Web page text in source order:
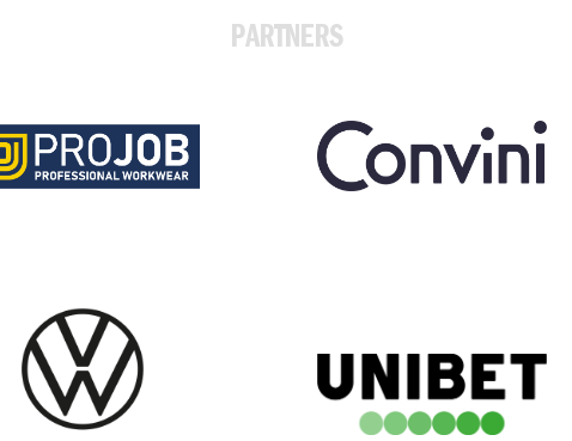
PARTNERS